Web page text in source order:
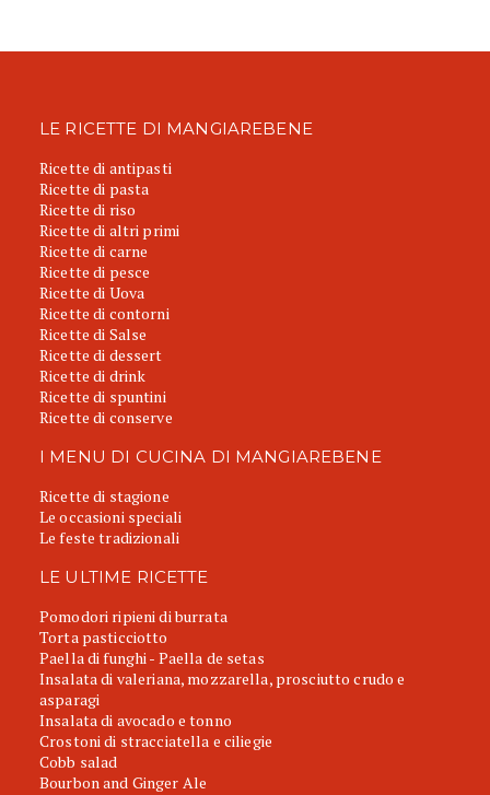
LE RICETTE DI MANGIAREBENE
Ricette di antipasti
Ricette di pasta
Ricette di riso
Ricette di altri primi
Ricette di carne
Ricette di pesce
Ricette di Uova
Ricette di contorni
Ricette di Salse
Ricette di dessert
Ricette di drink
Ricette di spuntini
Ricette di conserve
I MENU DI CUCINA DI MANGIAREBENE
Ricette di stagione
Le occasioni speciali
Le feste tradizionali
LE ULTIME RICETTE
Pomodori ripieni di burrata
Torta pasticciotto
Paella di funghi - Paella de setas
Insalata di valeriana, mozzarella, prosciutto crudo e
asparagi
Insalata di avocado e tonno
Crostoni di stracciatella e ciliegie
Cobb salad
Bourbon and Ginger Ale